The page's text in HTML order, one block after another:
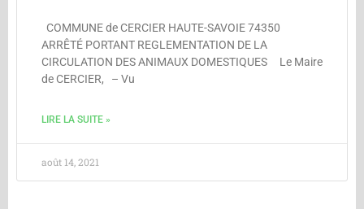
COMMUNE de CERCIER HAUTE-SAVOIE 74350
ARRÊTÉ PORTANT REGLEMENTATION DE LA
CIRCULATION DES ANIMAUX DOMESTIQUES Le Maire
de CERCIER, – Vu
LIRE LA SUITE »
août 14, 2021